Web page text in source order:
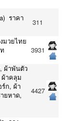
ราคา
311
มวยไทย
3931
ผ้าพันตัว
าคลุม
ก, ผ้า
ยหาด,
4427